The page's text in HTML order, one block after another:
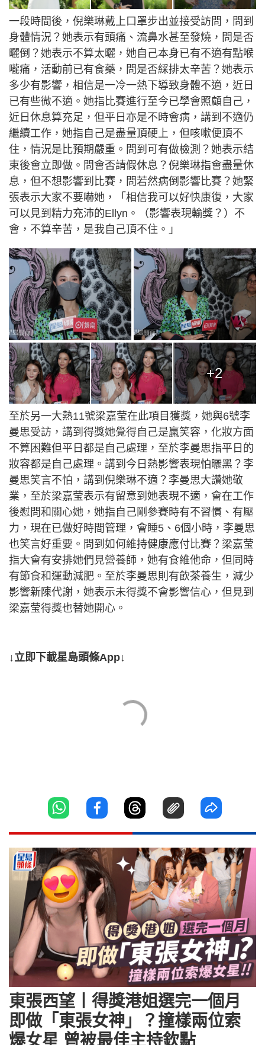
一段時間後，倪樂琳戴上口罩步出並接受訪問，問到
身體情況？她表示有頭痛、流鼻水甚至發燒，問是否
曬倒？她表示不算太曬，她自己本身已有不適有點喉
嚨痛，活動前已有食藥，問是否綵排太辛苦？她表示
多少有影響，相信是一冷一熱下導致身體不適，近日
已有些微不適。她指比賽進行至今已學會照顧自己，
近日休息算充足，但平日亦是不時會病，講到不適仍
繼續工作，她指自己是盡量頂硬上，但咳嗽便頂不
住，情況是比預期嚴重。問到可有做檢測？她表示結
束後會立即做。問會否請假休息？倪樂琳指會盡量休
息，但不想影響到比賽，問若然病倒影響比賽？她緊
張表示大家不要嚇她，「相信我可以好快康復，大家
可以見到精力充沛的Ellyn。（影響表現輸獎？）不
會，不算辛苦，是我自己頂不住。」
+2
至於另一大熱11號梁嘉莹在此項目獲獎，她與6號李
曼思受訪，講到得獎她覺得自己是贏笑容，化妝方面
不算困難但平日都是自己處理，至於李曼思指平日的
妝容都是自己處理。講到今日熱影響表現怕曬黑？李
曼思笑言不怕，講到倪樂琳不適？李曼思大讚她敬
業，至於梁嘉莹表示有留意到她表現不適，會在工作
後慰問和關心她，她指自己剛參賽時有不習慣、有壓
力，現在已做好時間管理，會睡5、6個小時，李曼思
也笑言好重要。問到如何維持健康應付比賽？梁嘉莹
指大會有安排她們見營養師，她有食維他命，但同時
有節食和運動減肥。至於李曼思則有飲茶養生，減少
影響新陳代謝，她表示未得獎不會影響信心，但見到
梁嘉莹得獎也替她開心。
↓立即下載星島頭條App↓
東張西望丨得獎港姐選完一個月
即做「東張女神」？撞樣兩位索
爆女星 曾被最佳主持欽點